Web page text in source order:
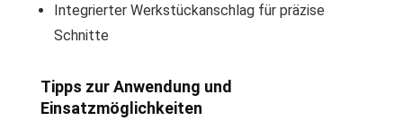
Integrierter Werkstückanschlag für präzise
Schnitte
Tipps zur Anwendung und
Einsatzmöglichkeiten